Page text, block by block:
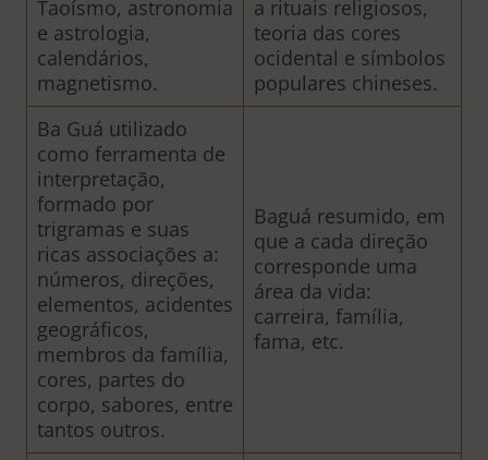
Taoísmo, astronomia
e astrologia,
calendários,
magnetismo.
a rituais religiosos,
teoria das cores
ocidental e símbolos
populares chineses.
Ba Guá utilizado
como ferramenta de
interpretação,
formado por
trigramas e suas
ricas associações a:
números, direções,
elementos, acidentes
geográficos,
membros da família,
cores, partes do
corpo, sabores, entre
tantos outros.
Baguá resumido, em
que a cada direção
corresponde uma
área da vida:
carreira, família,
fama, etc.